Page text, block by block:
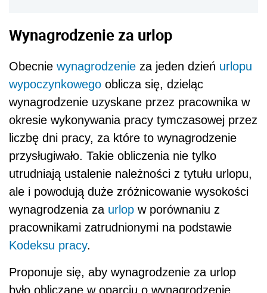
Wynagrodzenie za urlop
Obecnie wynagrodzenie za jeden dzień urlopu
wypoczynkowego oblicza się, dzieląc
wynagrodzenie uzyskane przez pracownika w
okresie wykonywania pracy tymczasowej przez
liczbę dni pracy, za które to wynagrodzenie
przysługiwało. Takie obliczenia nie tylko
utrudniają ustalenie należności z tytułu urlopu,
ale i powodują duże zróżnicowanie wysokości
wynagrodzenia za urlop w porównaniu z
pracownikami zatrudnionymi na podstawie
Kodeksu pracy.
Proponuje się, aby wynagrodzenie za urlop
było obliczane w oparciu o wynagrodzenie